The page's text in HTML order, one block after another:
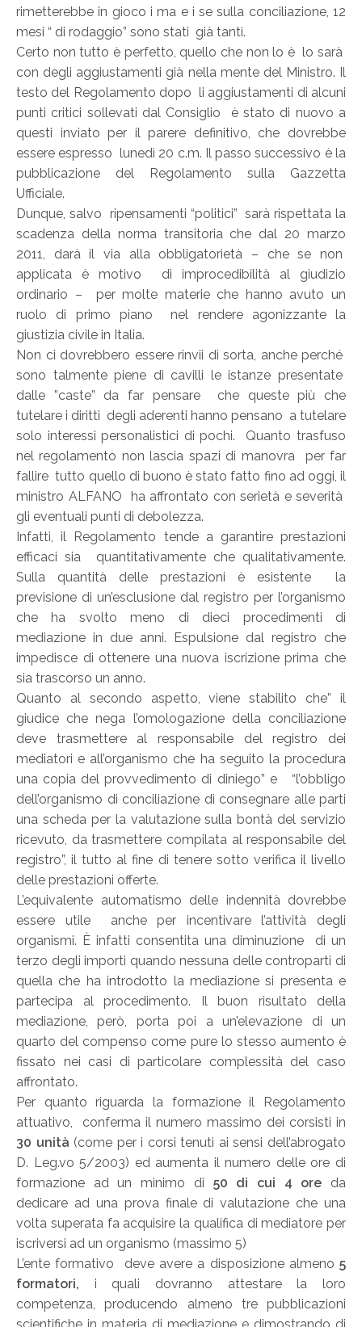
rimetterebbe in gioco i ma e i se sulla conciliazione, 12
mesi “ di rodaggio” sono stati già tanti.
Certo non tutto è perfetto, quello che non lo è lo sarà
con degli aggiustamenti già nella mente del Ministro. Il
testo del Regolamento dopo li aggiustamenti di alcuni
punti critici sollevati dal Consiglio è stato di nuovo a
questi inviato per il parere definitivo, che dovrebbe
essere espresso lunedì 20 c.m. Il passo successivo è la
pubblicazione del Regolamento sulla Gazzetta
Ufficiale.
Dunque, salvo ripensamenti “politici” sarà rispettata la
scadenza della norma transitoria che dal 20 marzo
2011, darà il via alla obbligatorietà – che se non
applicata è motivo di improcedibilità al giudizio
ordinario – per molte materie che hanno avuto un
ruolo di primo piano nel rendere agonizzante la
giustizia civile in Italia.
Non ci dovrebbero essere rinvii di sorta, anche perché
sono talmente piene di cavilli le istanze presentate
dalle ”caste” da far pensare che queste più che
tutelare i diritti degli aderenti hanno pensano a tutelare
solo interessi personalistici di pochi. Quanto trasfuso
nel regolamento non lascia spazi di manovra per far
fallire tutto quello di buono è stato fatto fino ad oggi, il
ministro ALFANO ha affrontato con serietà e severità
gli eventuali punti di debolezza.
Infatti, il Regolamento tende a garantire prestazioni
efficaci sia quantitativamente che qualitativamente.
Sulla quantità delle prestazioni è esistente la
previsione di un’esclusione dal registro per l’organismo
che ha svolto meno di dieci procedimenti di
mediazione in due anni. Espulsione dal registro che
impedisce di ottenere una nuova iscrizione prima che
sia trascorso un anno.
Quanto al secondo aspetto, viene stabilito che” il
giudice che nega l’omologazione della conciliazione
deve trasmettere al responsabile del registro dei
mediatori e all’organismo che ha seguito la procedura
una copia del provvedimento di diniego” e “l’obbligo
dell’organismo di conciliazione di consegnare alle parti
una scheda per la valutazione sulla bontà del servizio
ricevuto, da trasmettere compilata al responsabile del
registro”, il tutto al fine di tenere sotto verifica il livello
delle prestazioni offerte.
L’equivalente automatismo delle indennità dovrebbe
essere utile anche per incentivare l’attività degli
organismi. È infatti consentita una diminuzione di un
terzo degli importi quando nessuna delle controparti di
quella che ha introdotto la mediazione si presenta e
partecipa al procedimento. Il buon risultato della
mediazione, però, porta poi a un’elevazione di un
quarto del compenso come pure lo stesso aumento è
fissato nei casi di particolare complessità del caso
affrontato.
Per quanto riguarda la formazione il Regolamento
attuativo, conferma il numero massimo dei corsisti in
30 unità (come per i corsi tenuti ai sensi dell’abrogato
D. Leg.vo 5/2003) ed aumenta il numero delle ore di
formazione ad un minimo di 50 di cui 4 ore da
dedicare ad una prova finale di valutazione che una
volta superata fa acquisire la qualifica di mediatore per
iscriversi ad un organismo (massimo 5)
L’ente formativo deve avere a disposizione almeno 5
formatori, i quali dovranno attestare la loro
competenza, producendo almeno tre pubblicazioni